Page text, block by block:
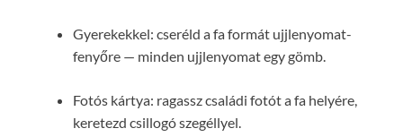
Gyerekekkel: cseréld a fa formát ujjlenyomat-
fenyőre — minden ujjlenyomat egy gömb.
Fotós kártya: ragassz családi fotót a fa helyére,
keretezd csillogó szegéllyel.